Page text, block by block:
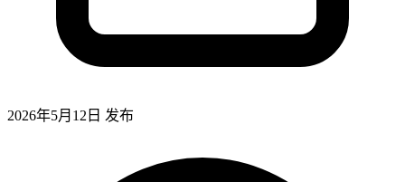
2026年5月12日 发布